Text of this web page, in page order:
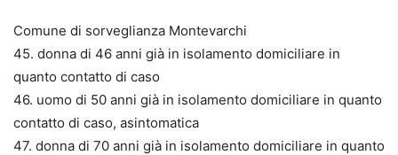
Comune di sorveglianza Montevarchi
45. donna di 46 anni già in isolamento domiciliare in
quanto contatto di caso
46. uomo di 50 anni già in isolamento domiciliare in quanto
contatto di caso, asintomatica
47. donna di 70 anni già in isolamento domiciliare in quanto